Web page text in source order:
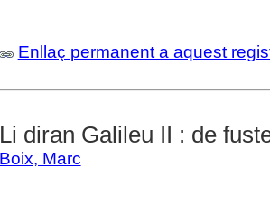
Enllaç permanent a aquest
Li diran Galileu II : de
Boix, Marc